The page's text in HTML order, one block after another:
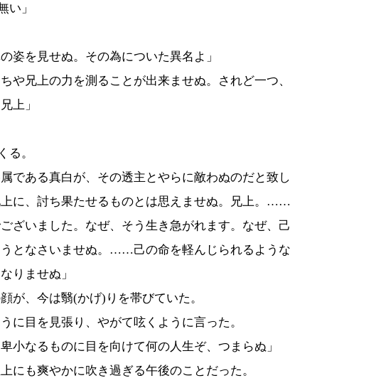
い」
姿を見せぬ。その為についた異名よ」
兄上の力を測ることが出来ませぬ。されど一つ、
上」
る。
である真白が、その透主とやらに敵わぬのだと致し
に、討ち果たせるものとは思えませぬ。兄上。……
ざいました。なぜ、そう生き急がれます。なぜ、己
となさいませぬ。……己の命を軽んじられるような
りませぬ」
が、今は翳(かげ)りを帯びていた。
に目を見張り、やがて呟くように言った。
るものに目を向けて何の人生ぞ、つまらぬ」
にも爽やかに吹き過ぎる午後のことだった。